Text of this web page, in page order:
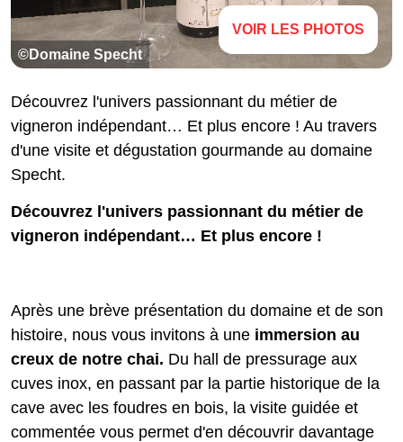
©Domaine Specht
VOIR LES PHOTOS
Découvrez l'univers passionnant du métier de
vigneron indépendant… Et plus encore ! Au travers
d'une visite et dégustation gourmande au domaine
Specht.
Découvrez l'univers passionnant du métier de
vigneron indépendant… Et plus encore !
Après une brève présentation du domaine et de son
histoire, nous vous invitons à une immersion au
creux de notre chai. Du hall de pressurage aux
cuves inox, en passant par la partie historique de la
cave avec les foudres en bois, la visite guidée et
commentée vous permet d'en découvrir davantage